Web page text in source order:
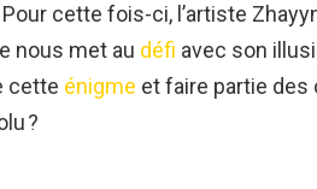
cette fois-ci, l’artiste
nous met au défi avec son
cette énigme et faire partie
?